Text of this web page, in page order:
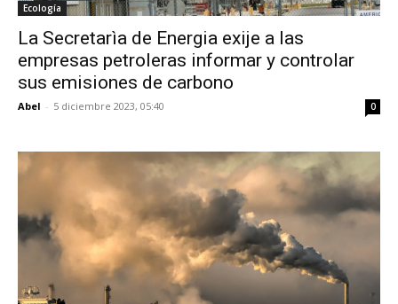
Ecología
La Secretarìa de Energia exije a las
empresas petroleras informar y controlar
sus emisiones de carbono
Abel - 5 diciembre 2023, 05:40 0